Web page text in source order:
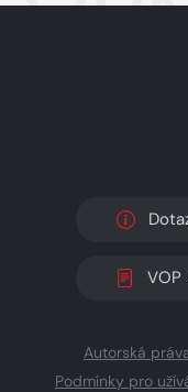
VOP
Autorská
Podmínky pro